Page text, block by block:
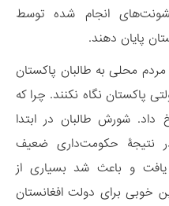
انجام شده توسط
پایان دهند.
محلی به طالبان پاکستان
پاکستان نگاه نکنند. چرا که
داد. شورش طالبان در ابتدا
نتیجۀ حکومت‌داری ضعیف
و باعث شد بسیاری از
خوبی برای دولت افغانستان